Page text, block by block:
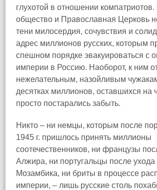
глухотой в отношении компатриотов.
общество и Православная Церковь
тени милосердия, сочувствия и
адрес миллионов русских, которым
спешном порядке эвакуироваться с
империи в Россию. Наоборот, к ним
нежелательным, назойливым
десятках миллионов, оставшихся на
просто постарались забыть.
Никто – ни немцы, которым после
1945 г. пришлось принять миллионы
соотечественников, ни французы
Алжира, ни португальцы после
Мозамбика, ни бриты в процессе
империи, – лишь русские столь